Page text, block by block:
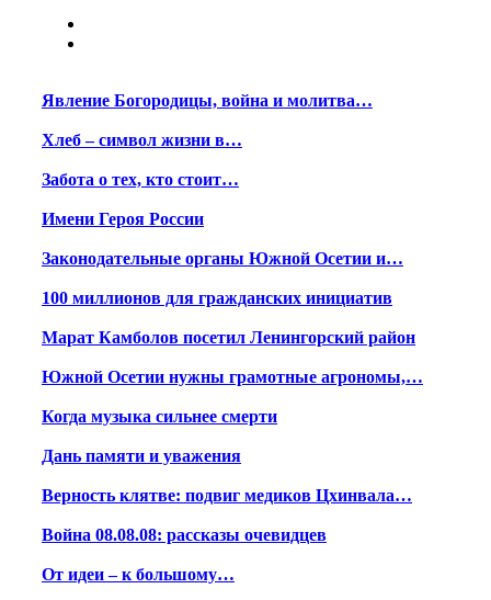
Явление Богородицы, война и молитва…
Хлеб – символ жизни в…
Забота о тех, кто стоит…
Имени Героя России
Законодательные органы Южной Осетии и…
100 миллионов для гражданских инициатив
Марат Камболов посетил Ленингорский район
Южной Осетии нужны грамотные агрономы,…
Когда музыка сильнее смерти
Дань памяти и уважения
Верность клятве: подвиг медиков Цхинвала…
Война 08.08.08: рассказы очевидцев
От идеи – к большому…